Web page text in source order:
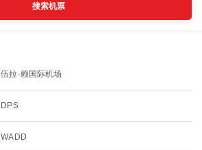
搜索机票
伍拉·赖国际机场
DPS
WADD